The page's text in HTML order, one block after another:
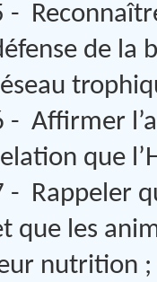
-
de la
- Affirmer
que
- Rappeler
que les
nutrition ;